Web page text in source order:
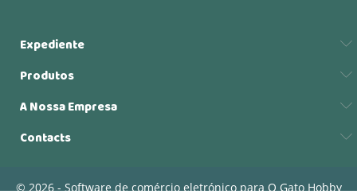
Expediente
Produtos
A Nossa Empresa
Contacts
© 2026 - Software de comércio eletrónico para O Gato Hobby